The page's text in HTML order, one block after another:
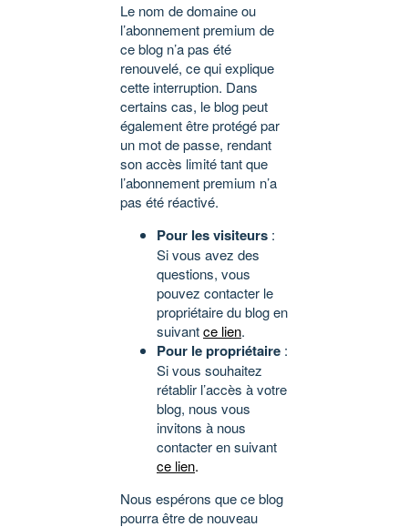
Le nom de domaine ou
l’abonnement premium de
ce blog n’a pas été
renouvelé, ce qui explique
cette interruption. Dans
certains cas, le blog peut
également être protégé par
un mot de passe, rendant
son accès limité tant que
l’abonnement premium n’a
pas été réactivé.
Pour les visiteurs :
Si vous avez des
questions, vous
pouvez contacter le
propriétaire du blog en
suivantce lien.
Pour le propriétaire :
Si vous souhaitez
rétablir l’accès à votre
blog, nous vous
invitons à nous
contacter en suivant
ce lien.
Nous espérons que ce blog
pourra être de nouveau